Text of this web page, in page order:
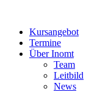
Kursangebot
Termine
Über Inomt
Team
Leitbild
News